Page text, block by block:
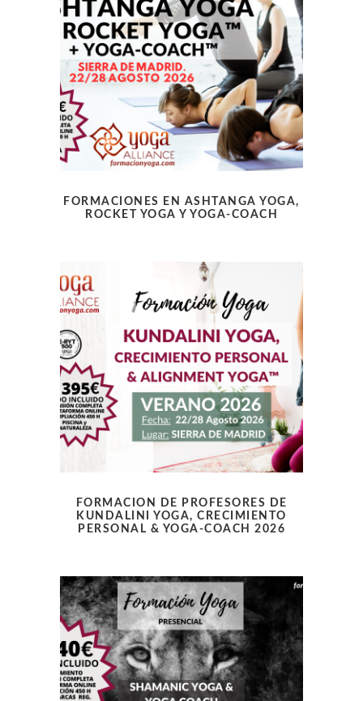
FORMACIONES EN ASHTANGA YOGA,
ROCKET YOGA Y YOGA-COACH
FORMACION DE PROFESORES DE
KUNDALINI YOGA, CRECIMIENTO
PERSONAL & YOGA-COACH 2026